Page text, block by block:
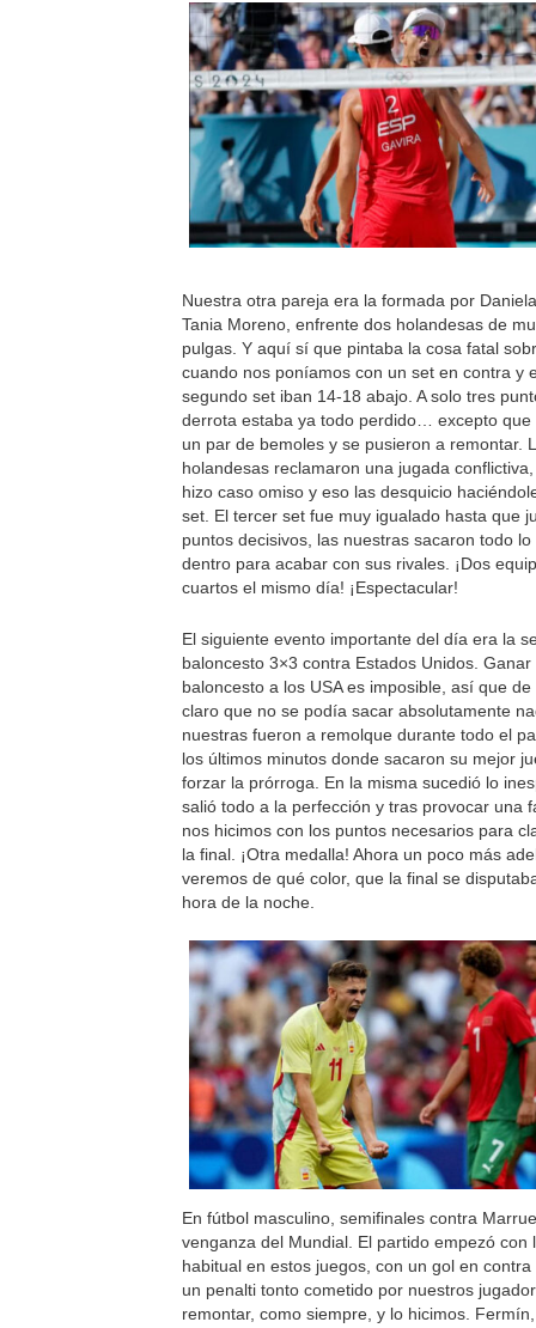
Nuestra otra pareja era la formada por
Tania Moreno, enfrente dos holandesas de
pulgas. Y aquí sí que pintaba la cosa fatal
cuando nos poníamos con un set en contra y
segundo set iban 14-18 abajo. A solo tres
derrota estaba ya todo perdido… excepto que
un par de bemoles y se pusieron a remontar.
holandesas reclamaron una jugada
hizo caso omiso y eso las desquicio
set. El tercer set fue muy igualado hasta que
puntos decisivos, las nuestras sacaron todo
dentro para acabar con sus rivales. ¡Dos
cuartos el mismo día! ¡Espectacular!
El siguiente evento importante del día era la
baloncesto 3×3 contra Estados Unidos. Ganar
baloncesto a los USA es imposible, así que
claro que no se podía sacar absolutamente
nuestras fueron a remolque durante todo el
los últimos minutos donde sacaron su mejor
forzar la prórroga. En la misma sucedió lo
salió todo a la perfección y tras provocar una
nos hicimos con los puntos necesarios para
la final. ¡Otra medalla! Ahora un poco más
veremos de qué color, que la final se
hora de la noche.
En fútbol masculino, semifinales contra
venganza del Mundial. El partido empezó con
habitual en estos juegos, con un gol en
un penalti tonto cometido por nuestros
remontar, como siempre, y lo hicimos.